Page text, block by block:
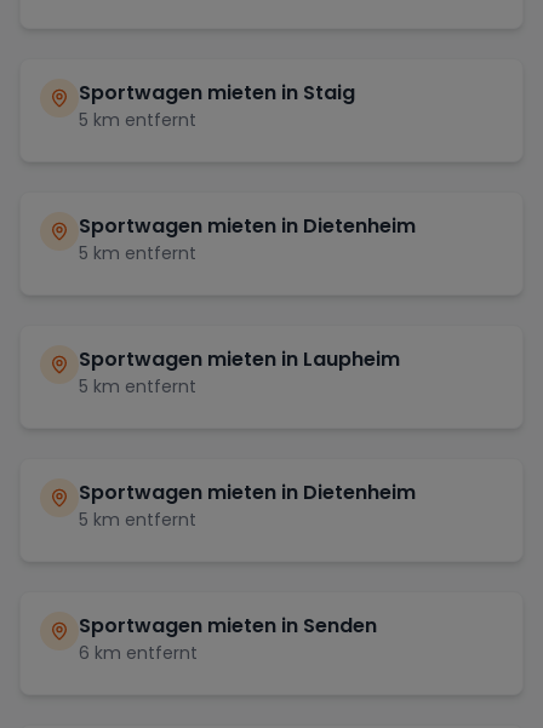
Sportwagen mieten in Staig
5 km entfernt
Sportwagen mieten in Dietenheim
5 km entfernt
Sportwagen mieten in Laupheim
5 km entfernt
Sportwagen mieten in Dietenheim
5 km entfernt
Sportwagen mieten in Senden
6 km entfernt